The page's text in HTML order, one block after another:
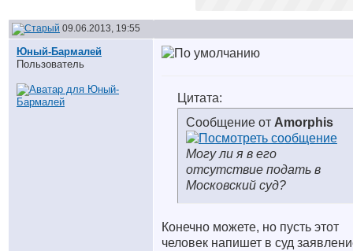
09.06.2013, 19:55
Юный-Бармалей
Пользователь
Цитата:
Сообщение от Amorphis
Могу ли я в его
отсутствие подать в
Московский суд?
Конечно можете, но пусть этот
человек напишет в суд